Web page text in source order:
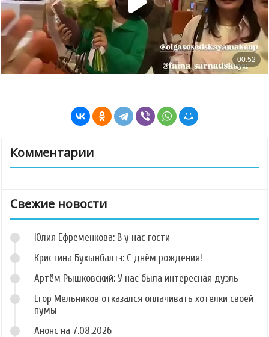
Комментарии
Свежие новости
Юлия Ефременкова: В у нас гости
Кристина Бухынбалтэ: С днём рождения!
Артём Рышковский: У нас была интересная дуэль
Егор Мельников отказался оплачивать хотелки своей
пумы
Анонс на 7.08.2026